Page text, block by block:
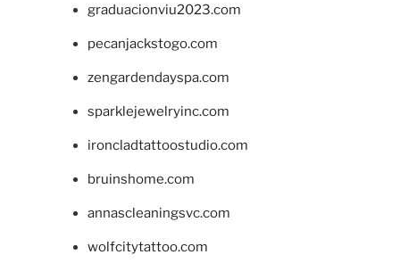
graduacionviu2023.com
pecanjackstogo.com
zengardendayspa.com
sparklejewelryinc.com
ironcladtattoostudio.com
bruinshome.com
annascleaningsvc.com
wolfcitytattoo.com